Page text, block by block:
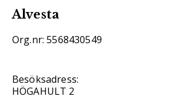
Alvesta
Org.nr: 5568430549
Besöksadress:
HÖGAHULT 2